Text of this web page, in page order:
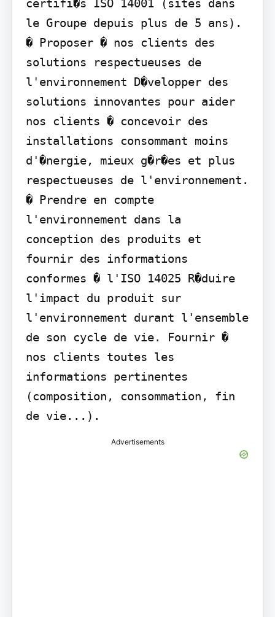
certifi�s ISO 14001 (sites dans
le Groupe depuis plus de 5 ans).
� Proposer � nos clients des
solutions respectueuses de
l'environnement D�velopper des
solutions innovantes pour aider
nos clients � concevoir des
installations consommant moins
d'�nergie, mieux g�r�es et plus
respectueuses de l'environnement.
� Prendre en compte
l'environnement dans la
conception des produits et
fournir des informations
conformes � l'ISO 14025 R�duire
l'impact du produit sur
l'environnement durant l'ensemble
de son cycle de vie. Fournir �
nos clients toutes les
informations pertinentes
(composition, consommation, fin
de vie...).
Advertisements